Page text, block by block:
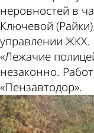
неровностей в
Ключевой
управлении ЖКХ.
«Лежачие
незаконно.
«Пензавтодор».